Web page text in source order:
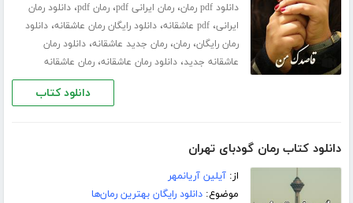
دانلود pdf رمان ،رمان ایرانی pdf ،رمان pdf ،دانلود رمان
ایرانی،pdf عاشقانه ،دانلود رایگان رمان عاشقانه،دانلود
رمان رایگان،رمان،رمان جدید عاشقانه،دانلود رمان
عاشقانه جدید،دانلود رمان عاشقانه،رمان عاشقانه
دانلود کتاب
دانلود کتاب رمان گودبای تهران
از:آیلین آریانمهر
موضوع:دانلود رایگان بهترین رمان‌ها